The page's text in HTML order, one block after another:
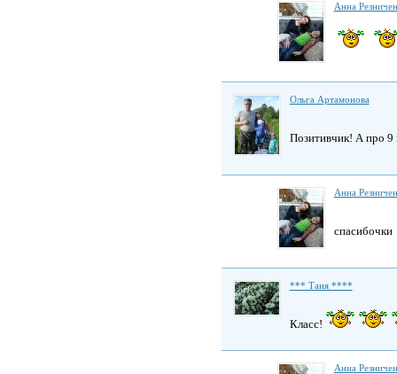
Анна
Ольга Артамонова
Позитивчик! А про
Анна
спасибочки
*** Таня ****
Класс!
Анна